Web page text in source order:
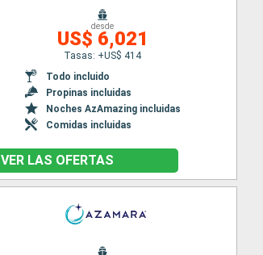
desde
US$ 6,021
Tasas: +US$ 414
Todo incluido
Propinas incluidas
Noches AzAmazing incluidas
Comidas incluidas
VER LAS OFERTAS